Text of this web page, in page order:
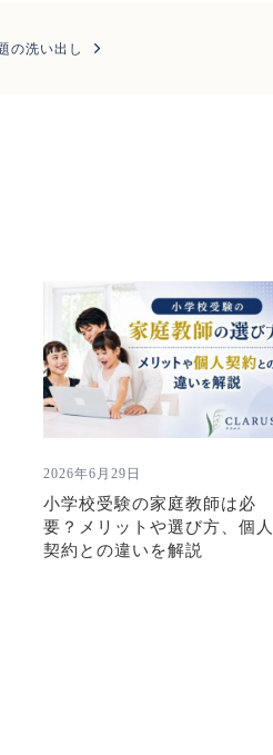
の洗い出し
2026年6月29日
小学校受験の家庭教師は必
要？メリットや選び方、個人
契約との違いを解説